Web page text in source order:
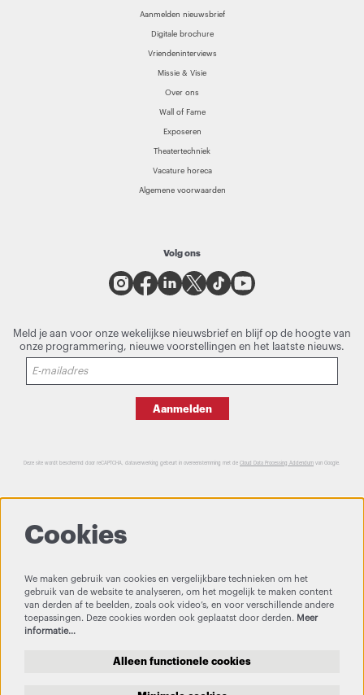
Aanmelden nieuwsbrief
Digitale brochure
Vriendeninterviews
Missie & Visie
Over ons
Wall of Fame
Exposeren
Theatertechniek
Vacature horeca
Algemene voorwaarden
Volg ons
Meld je aan voor onze wekelijkse nieuwsbrief en blijf op de hoogte van
onze programmering, nieuwe voorstellingen en het laatste nieuws.
Aanmelden
Deze site wordt beschermd door reCAPTCHA, dataverwerking gebeurt in overeenstemming met de Cloud Data Processing Addendum van Google.
Cookies
We maken gebruik van cookies en vergelijkbare technieken om het
gebruik van de website te analyseren, om het mogelijk te maken content
van derden af te beelden, zoals ook video’s, en voor verschillende andere
toepassingen. Deze cookies worden ook geplaatst door derden. Meer
informatie…
Alleen functionele cookies